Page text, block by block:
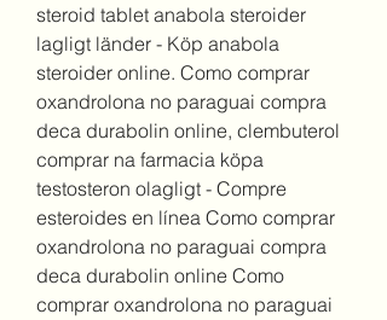
steroid tablet anabola steroider
lagligt länder - Köp anabola
steroider online. Como comprar
oxandrolona no paraguai compra
deca durabolin online, clembuterol
comprar na farmacia köpa
testosteron olagligt - Compre
esteroides en línea Como comprar
oxandrolona no paraguai compra
deca durabolin online Como
comprar oxandrolona no paraguai